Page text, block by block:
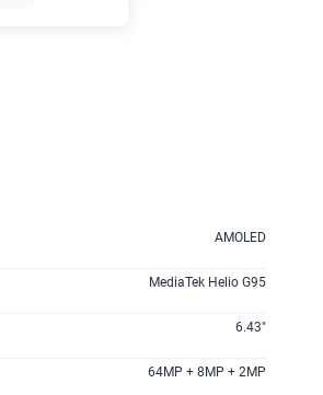
AMOLED
MediaTek Helio G95
6.43"
64MP + 8MP + 2MP